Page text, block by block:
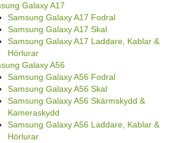
Galaxy A17
Samsung Galaxy A17 Fodral
Samsung Galaxy A17 Skal
Samsung Galaxy A17 Laddare, Kablar &
Hörlurar
Galaxy A56
Samsung Galaxy A56 Fodral
Samsung Galaxy A56 Skal
Samsung Galaxy A56 Skärmskydd &
Kameraskydd
Samsung Galaxy A56 Laddare, Kablar &
Hörlurar